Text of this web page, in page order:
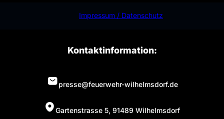
Impressum / Datenschutz
Kontaktinformation:
presse@feuerwehr-wilhelmsdorf.de
Gartenstrasse 5, 91489 Wilhelmsdorf